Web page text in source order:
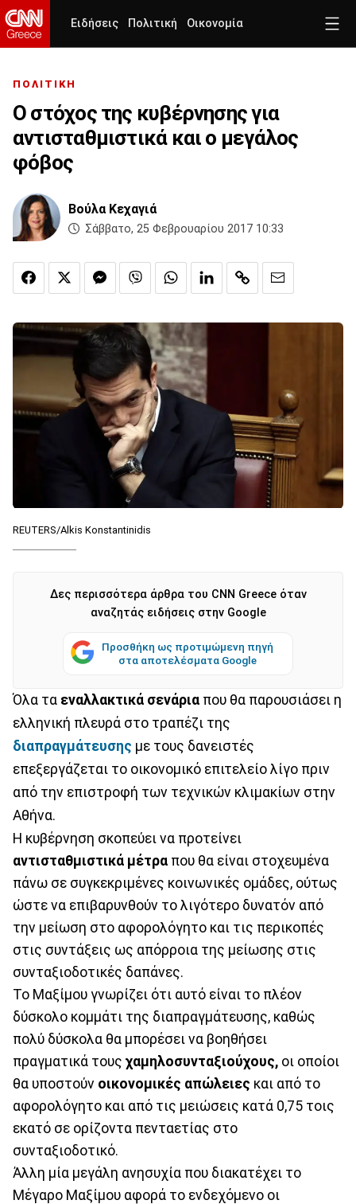
Ειδήσεις Πολιτική Οικονομία
ΠΟΛΙΤΙΚΗ
Ο στόχος της κυβέρνησης για
αντισταθμιστικά και ο μεγάλος
φόβος
Βούλα Κεχαγιά
Σάββατο, 25 Φεβρουαρίου 2017 10:33
REUTERS/Alkis Konstantinidis
Δες περισσότερα άρθρα του CNN Greece όταν
αναζητάς ειδήσεις στην Google
Προσθήκη ως προτιμώμενη πηγή
στα αποτελέσματα Google
Όλα τα εναλλακτικά σενάρια που θα παρουσιάσει η
ελληνική πλευρά στο τραπέζι της
διαπραγμάτευσης με τους δανειστές
επεξεργάζεται το οικονομικό επιτελείο λίγο πριν
από την επιστροφή των τεχνικών κλιμακίων στην
Αθήνα.
Η κυβέρνηση σκοπεύει να προτείνει
αντισταθμιστικά μέτρα που θα είναι στοχευμένα
πάνω σε συγκεκριμένες κοινωνικές ομάδες, ούτως
ώστε να επιβαρυνθούν το λιγότερο δυνατόν από
την μείωση στο αφορολόγητο και τις περικοπές
στις συντάξεις ως απόρροια της μείωσης στις
συνταξιοδοτικές δαπάνες.
Το Μαξίμου γνωρίζει ότι αυτό είναι το πλέον
δύσκολο κομμάτι της διαπραγμάτευσης, καθώς
πολύ δύσκολα θα μπορέσει να βοηθήσει
πραγματικά τους χαμηλοσυνταξιούχους, οι οποίοι
θα υποστούν οικονομικές απώλειες και από το
αφορολόγητο και από τις μειώσεις κατά 0,75 τοις
εκατό σε ορίζοντα πενταετίας στο
συνταξιοδοτικό.
Άλλη μία μεγάλη ανησυχία που διακατέχει το
Μέγαρο Μαξίμου αφορά το ενδεχόμενο οι